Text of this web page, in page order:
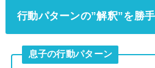
行動パターンの”解釈”を勝
息子の行動パターン